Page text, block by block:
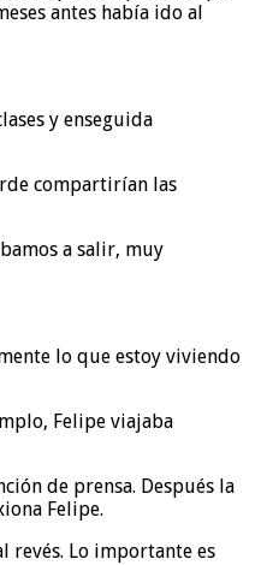
antes había ido al
y enseguida
compartirían las
a salir, muy
lo que estoy viviendo
Felipe viajaba
de prensa. Después la
Felipe.
revés. Lo importante es